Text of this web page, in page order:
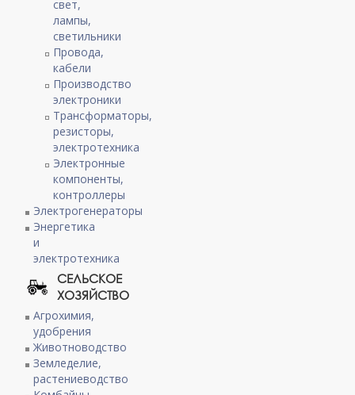
свет,
лампы,
светильники
Провода,
кабели
Производство
электроники
Трансформаторы,
резисторы,
электротехника
Электронные
компоненты,
контроллеры
Электрогенераторы
Энергетика
и
электротехника
СЕЛЬСКОЕ
ХОЗЯЙСТВО
Агрохимия,
удобрения
Животноводство
Земледелие,
растениеводство